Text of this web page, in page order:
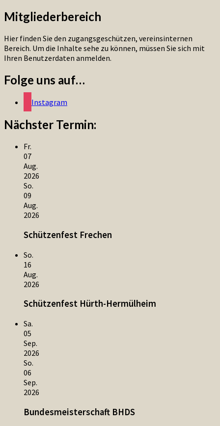
Mitgliederbereich
Hier finden Sie den zugangsgeschützen, vereinsinternen
Bereich. Um die Inhalte sehe zu können, müssen Sie sich mit
Ihren Benutzerdaten anmelden.
Folge uns auf…
Instagram
Nächster Termin:
Fr.
07
Aug.
2026
So.
09
Aug.
2026
Schützenfest Frechen
So.
16
Aug.
2026
Schützenfest Hürth-Hermülheim
Sa.
05
Sep.
2026
So.
06
Sep.
2026
Bundesmeisterschaft BHDS